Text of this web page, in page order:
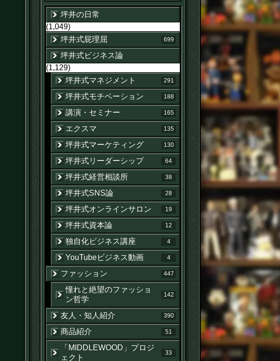
坪井の日常
(1,049)
坪井式屁理屈
699
坪井式ビジネス論
(1,129)
坪井式マネジメント
291
坪井式モチベーション 188
講演・セミナー 165
エクスマ 135
坪井式マーケティング 130
坪井式リーダーシップ 64
坪井式経営相談所 38
坪井式SNS論 28
坪井式オンラインサロン 19
坪井式資本論 12
独自化ビジネス講座 4
YouTubeビジネス動画 4
ファッション 447
憧れと絶望のファッショ
ン哲学
142
友人・知人紹介 390
商品紹介 51
「MIDDLEWOOD」プロジ
ェクト
33